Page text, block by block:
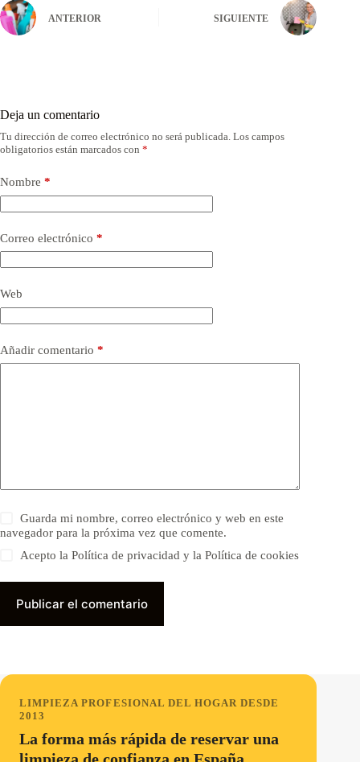
ANTERIOR SIGUIENTE
Deja un comentario
Tu dirección de correo electrónico no será publicada. Los campos
obligatorios están marcados con *
Nombre *
Correo electrónico *
Web
Añadir comentario *
Guarda mi nombre, correo electrónico y web en este
navegador para la próxima vez que comente.
Acepto la Política de privacidad y la Política de cookies
Publicar el comentario
LIMPIEZA PROFESIONAL DEL HOGAR DESDE
2013
La forma más rápida de reservar una